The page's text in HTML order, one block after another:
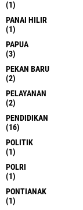
(1)
PANAI HILIR
(1)
PAPUA
(3)
PEKAN BARU
(2)
PELAYANAN
(2)
PENDIDIKAN
(16)
POLITIK
(1)
POLRI
(1)
PONTIANAK
(1)